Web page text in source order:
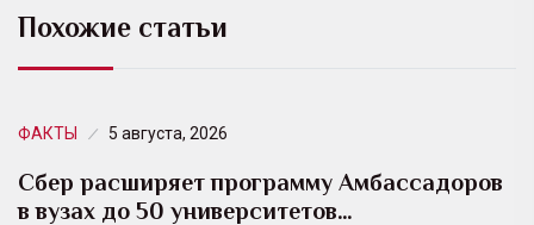
Похожие статьи
ФАКТЫ 5 августа, 2026
Сбер расширяет программу Амбассадоров
в вузах до 50 университетов…